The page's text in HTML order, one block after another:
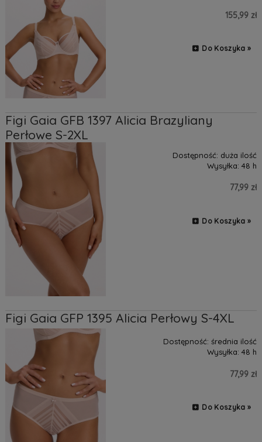
155,99 zł
Do Koszyka »
Figi Gaia GFB 1397 Alicia Brazyliany
Perłowe S-2XL
Dostępność: duża ilość
Wysyłka: 48 h
77,99 zł
Do Koszyka »
Figi Gaia GFP 1395 Alicia Perłowy S-4XL
Dostępność: średnia ilość
Wysyłka: 48 h
77,99 zł
Do Koszyka »